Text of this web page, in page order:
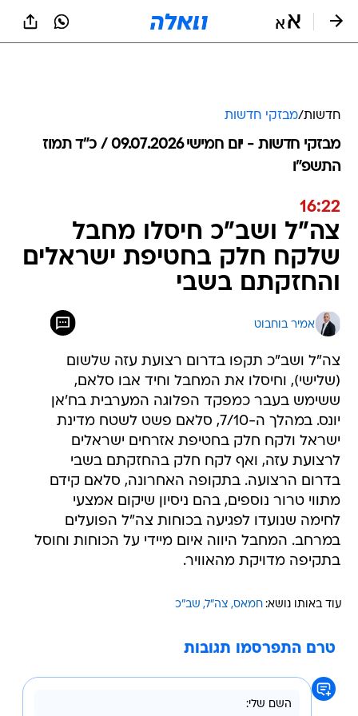
חדשות/מבזקי חדשות
מבזקי חדשות - יום חמישי 09.07.2026 / כ״ד תמוז
התשפ"ו
16:22
צה"ל ושב"כ חיסלו מחבל
שלקח חלק בחטיפת ישראלים
והחזקתם בשבי
אמיר בוחבוט
צה"ל ושב"כ תקפו בדרום רצועת עזה שלשום
(שלישי), וחיסלו את המחבל וחיד אבו סלאם,
ששימש בעבר כמפקד הפלוגה המערבית בח'אן
יונס. במהלך ה-7/10, סלאם פשט לשטח מדינת
ישראל ולקח חלק בחטיפת אזרחים ישראלים
לרצועת עזה, ואף לקח חלק בהחזקתם בשבי
בדרום הרצועה. בתקופה האחרונה, סלאם קידם
מתווי טרור נוספים, בהם ניסיון שיקום אמצעי
לחימה שנועדו לפגיעה בכוחות צה"ל הפועלים
במרחב. המחבל היווה איום מיידי על הכוחות וחוסל
בתקיפה מדויקת מהאוויר.
עוד באותו נושא: חמאס צה"ל שב"כ
טרם התפרסמו תגובות